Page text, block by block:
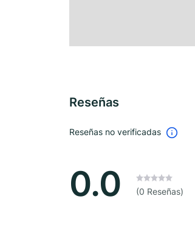
Reseñas
Reseñas no verificadas
0.0 (0 Reseñas)